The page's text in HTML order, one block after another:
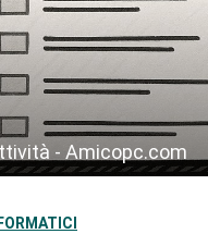
- Amicopc.com